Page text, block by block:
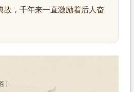
故，千年来一直激励着后人奋